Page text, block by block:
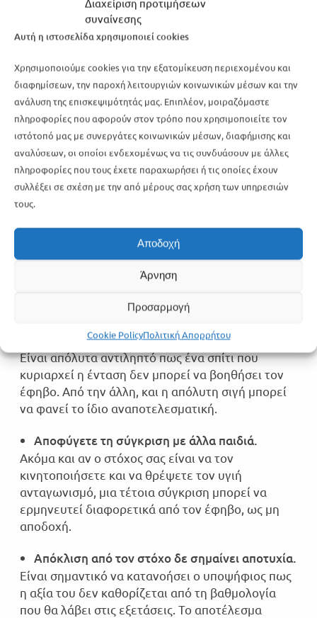
συναίνεσης
Αυτή η ιστοσελίδα χρησιμοποιεί cookies
Χρησιμοποιούμε cookies για την εξατομίκευση περιεχομένου και
διαφημίσεων, την παροχή λειτουργιών κοινωνικών μέσων και την
ανάλυση της επισκεψιμότητάς μας. Επιπλέον, μοιραζόμαστε
πληροφορίες που αφορούν στον τρόπο που χρησιμοποιείτε τον
ιστότοπό μας με συνεργάτες κοινωνικών μέσων, διαφήμισης και
αναλύσεων, οι οποίοι ενδεχομένως να τις συνδυάσουν με άλλες
πληροφορίες που τους έχετε παραχωρήσει ή τις οποίες έχουν
συλλέξει σε σχέση με την από μέρους σας χρήση των υπηρεσιών
τους.
Αποδοχή
Άρνηση
Προσαρμογή
Cookie PolicyΠολιτική Απορρήτου
ανησυχία.
Είναι απόλυτα λογικό να βιώνετε και εσείς άγχος.
μόνο έτσι θα μπορέσετε πραγματικά να
βοηθήσετε το παιδί σας αποτελεσματικά. Βρείτε
τρόπους να εκτονώσετε την ένταση που σας
κυριεύει με πιθανές δραστηριότητες που σας
χαλαρώνουν.
Σταθείτε κοντά στο παιδί σας.
Δείξτε στον έφηβο ότι είστε κοντά του όποτε ο
ίδιος σας χρειαστεί. Αφιερώστε χρόνο μαζί του,
καταλαβαίνετε τα συναισθήματά του. Αποφύγετε
φράσεις, όπως «Είσαι υπερβολικός/ή» ή «Μην
αγχώνεσαι», αντίθετα χρησιμοποιήστε φράσεις,
συζητήσουμε;» ή «Είμαι περήφανος/η για σένα».
Εξασφαλίστε ένα ήρεμο περιβάλλον.
Είναι απόλυτα αντιληπτό πως ένα σπίτι που
κυριαρχεί η ένταση δεν μπορεί να βοηθήσει τον
έφηβο. Από την άλλη, και η απόλυτη σιγή μπορεί
να φανεί το ίδιο αναποτελεσματική.
Αποφύγετε τη σύγκριση με άλλα παιδιά.
Ακόμα και αν ο στόχος σας είναι να τον
κινητοποιήσετε και να θρέψετε τον υγιή
ανταγωνισμό, μια τέτοια σύγκριση μπορεί να
ερμηνευτεί διαφορετικά από τον έφηβο, ως μη
αποδοχή.
Απόκλιση από τον στόχο δε σημαίνει αποτυχία.
Είναι σημαντικό να κατανοήσει ο υποψήφιος πως
η αξία του δεν καθορίζεται από τη βαθμολογία
που θα λάβει στις εξετάσεις. Το αποτέλεσμα
Πάτα για ήχο
Επιτυχόντες 2026
Επιτυχόντες 2025
Επιτυχόντες 2024